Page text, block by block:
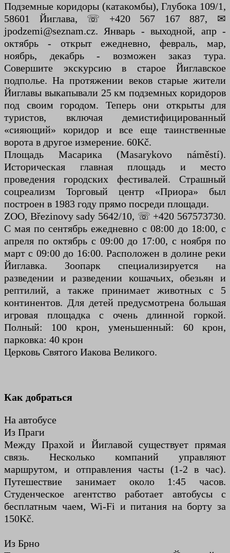
Подземные коридоры (катакомбы), Глубока 109/1,
58601 Йиглава, ☏ +420 567 167 887, ✉
jpodzemi@seznam.cz. Январь - выходной, апр -
октябрь - открыт ежедневно, февраль, мар,
ноябрь, декабрь - возможен заказ тура.
Совершите экскурсию в старое Йиглавское
подполье. На протяжении веков старые жители
Йиглавы выкапывали 25 км подземных коридоров
под своим городом. Теперь они открыты для
туристов, включая демистифицированный
«сияющий» коридор и все еще таинственные
ворота в другое измерение. 60Kč.
Площадь Масарика (Masarykovo náměstí).
Историческая главная площадь и место
проведения городских фестивалей. Страшный
соцреализм Торговый центр «Приора» был
построен в 1983 году прямо посреди площади.
ZOO, Březinovy ​​sady 5642/10, ☏ +420 567573730.
С мая по сентябрь ежедневно с 08:00 до 18:00, с
апреля по октябрь с 09:00 до 17:00, с ноября по
март с 09:00 до 16:00. Расположен в долине реки
Йиглавка. Зоопарк специализируется на
разведении и разведении кошачьих, обезьян и
рептилий, а также принимает животных с 5
континентов. Для детей предусмотрена большая
игровая площадка с очень длинной горкой.
Полный: 100 крон, уменьшенный: 60 крон,
парковка: 40 крон
Церковь Святого Иакова Великого.
Как добраться
На автобусе
Из Праги
Между Прахой и Йиглавой существует прямая
связь. Несколько компаний управляют
маршрутом, и отправления часты (1-2 в час).
Путешествие занимает около 1:45 часов.
Студенческое агентство работает автобусы с
бесплатным чаем, Wi-Fi и питания на борту за
150Kč.
Из Брно